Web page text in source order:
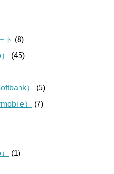
ト (8)
(45)
）
(5)
）
(7)
(1)